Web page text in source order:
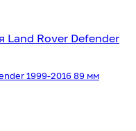
1999-2016 89 мм